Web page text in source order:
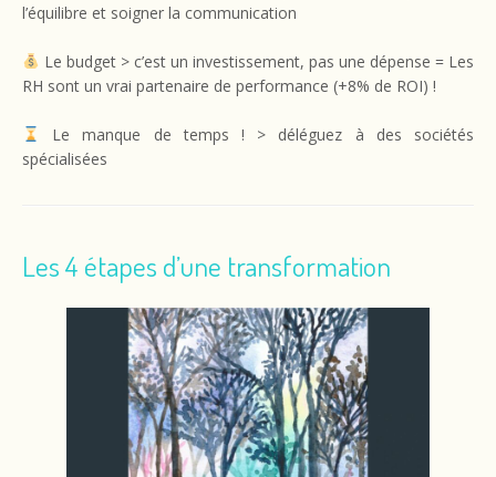
l’équilibre et soigner la communication
Le budget > c’est un investissement, pas une dépense = Les
RH sont un vrai partenaire de performance (+8% de ROI) !
Le manque de temps ! > déléguez à des sociétés
spécialisées
Les 4 étapes d’une transformation